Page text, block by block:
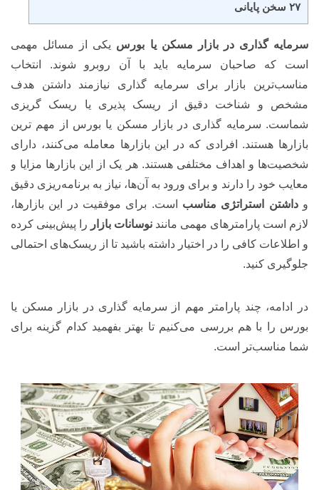
۲۷ سخن پایانی
سرمایه گذاری در بازار مسکن یا بورس یکی از مسائل مهمی
است که صاحبان سرمایه باید با آن روبرو شوند. انتخاب
مناسب‌ترین بازار برای سرمایه گذاری نیازمند داشتن هدف
مشخص و شناخت دقیق از ریسک پذیری یا ریسک گریزی
شماست. سرمایه گذاری در بازار مسکن یا بورس از مهم ترین
بازارها هستند. افرادی که در این بازارها معامله می‌کنند، دارای
شخصیت‌ها و اهداف مختلفی هستند. هر یک از این بازارها مزایا و
معایب خود را دارند و برای ورود به آن‌ها، نیاز به برنامه‌ریزی دقیق
وداشتن استراتژی مناسب است. برای موفقیت در این بازارها،
لازم است پارامترهای مهمی مانند نوسانات بازار را پیش‌بینی کرده
و اطلاعات کافی را در اختیار داشته باشید تا از ریسک‌های احتمالی
جلوگیری کنید.
در ادامه، چند پارامتر مهم از سرمایه گذاری در بازار مسکن یا
بورس را با هم بررسی می‌کنیم تا بهتر بفهمید کدام گزینه برای
شما مناسب‌تر است.